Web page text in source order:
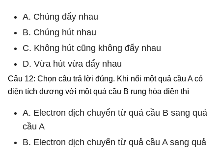
A. Chúng đẩy nhau
B. Chúng hút nhau
C. Không hút cũng không đẩy nhau
D. Vừa hút vừa đẩy nhau
Câu 12: Chọn câu trả lời đúng. Khi nối một quả cầu A có
điện tích dương với một quả cầu B rung hòa điện thì
A. Electron dịch chuyển từ quả cầu B sang quả
cầu A
B. Electron dịch chuyển từ quả cầu A sang quả